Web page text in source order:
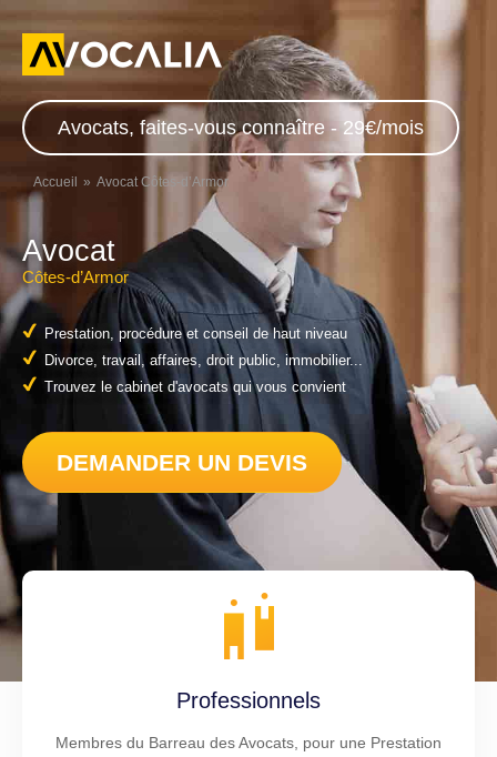
Avocats, faites-vous connaître - 29€/mois
Accueil Avocat Côtes-d’Armor
Avocat
Côtes-d’Armor
Prestation, procédure et conseil de haut niveau
Divorce, travail, affaires, droit public, immobilier...
Trouvez le cabinet d'avocats qui vous convient
DEMANDER UN DEVIS
Professionnels
Membres du Barreau des Avocats, pour une Prestation